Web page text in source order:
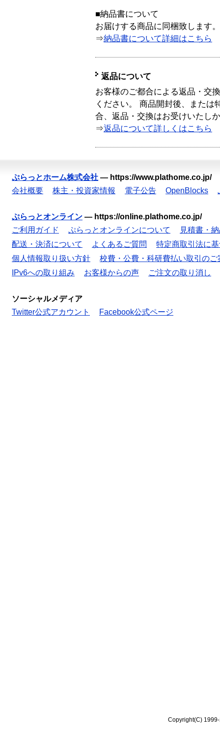
■納品書について
お届けする商品に同梱致します。
⇒納品書について詳細はこちら
返品について
お客様のご都合による返品・交
ください。 商品開封後、または
合、返品・交換はお受けいたし
⇒返品について詳しくはこちら
ぷらっとホーム株式会社 — https://www.plathome.co.jp/
会社概要
株主・投資家情報 電子公告 OpenBlocks
ぷらっとオンライン — https://online.plathome.co.jp/
ご利用ガイド
ぷらっとオンラインについて
見積書・
配送・決済について
よくあるご質問
特定商取引法に
個人情報取り扱い方針
校費・公費・科研費払い取引のご
IPv6への取り組み
お客様からの声 ご注文の取り消し
ソーシャルメディア
Twitter公式アカウント
Facebook公式ページ
Copyright(C)